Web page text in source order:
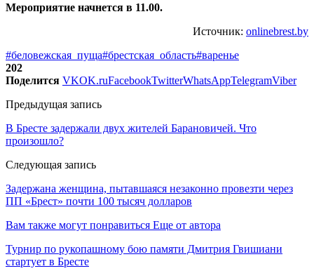
Мероприятие начнется в 11.00.
Источник: onlinebrest.by
#беловежская_пуща#брестская_область#варенье
202
Поделится VKOK.ruFacebookTwitterWhatsAppTelegramViber
Предыдущая запись
В Бресте задержали двух жителей Барановичей. Что
произошло?
Следующая запись
Задержана женщина, пытавшаяся незаконно провезти через
ПП «Брест» почти 100 тысяч долларов
Вам также могут понравиться Еще от автора
Турнир по рукопашному бою памяти Дмитрия Гвишиани
стартует в Бресте